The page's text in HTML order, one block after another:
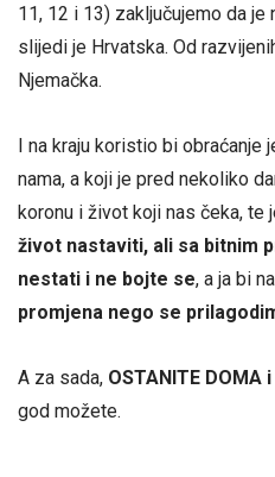
11, 12 i 13) zaključujemo da je
slijedi je Hrvatska. Od
Njemačka.
I na kraju koristio bi obraćanje
nama, a koji je pred nekoliko
koronu i život koji nas čeka,
život nastaviti, ali sa bitnim
nestati i ne bojte se, a ja bi
promjena nego se
A za sada, OSTANITE
god možete.